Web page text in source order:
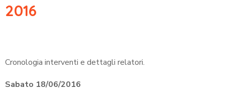
2016
Cronologia interventi e dettagli relatori.
Sabato 18/06/2016